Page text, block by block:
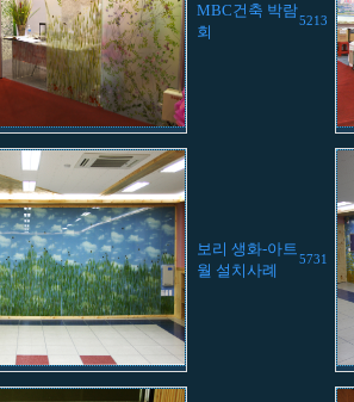
MBC건축 박람
회
5213
보리 생화-아트
월 설치사례
5731